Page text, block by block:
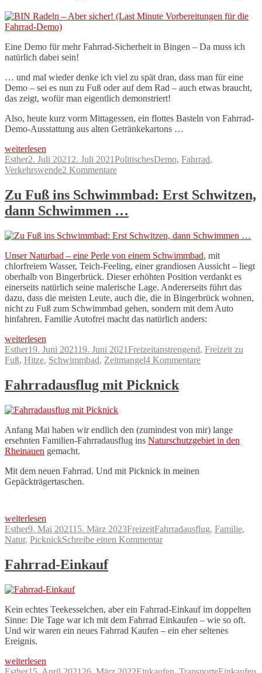
Eine Demo für mehr Fahrrad-Sicherheit in Bingen – Da muss ich
natürlich dabei sein!
… und mal wieder denke ich viel zu spät dran, dass man für eine
Demo – sei es nun zu Fuß oder auf dem Rad – auch etwas braucht,
das zeigt, wofür man eigentlich demonstriert!
Also, heute kurz vorm Mittagessen, ein flottes Basteln von Fahrrad-
Demo-Ausstattung aus alten Getränkekartons …
„BIN
Radeln
–
sicher!
(Last
Minute
für
die
Fahrrad-
Demo)“
weiterlesen
Autor
EstherVeröffentlicht
am
2. Juli 20212. Juli 2021Kategorien
PolitischesSchlagwörter
Demo, Fahrrad,
Verkehrswende2 Kommentarezu
Radeln
–
Aber
(Last
Minute
Vorbereitungen
für
die
Fahrrad-
Demo)
Zu Fuß ins Schwimmbad: Erst Schwitzen,
dann Schwimmen …
Unser Naturbad – eine Perle von einem Schwimmbad, mit
chlorfreiem Wasser, Teich-Feeling, einer grandiosen Aussicht – liegt
oberhalb von Bingerbrück. Dieser erhöhten Position verdankt es
einerseits natürlich seine malerische Lage. Andererseits führt das
dazu, dass die meisten Leute, auch die, die in Bingerbrück wohnen,
nicht zu Fuß zum Schwimmbad gehen, sondern mit dem Auto
hinfahren. Familie Autofrei macht das natürlich anders:
„Zu
Fuß
ins
Erst
Schwitzen,
Schwimmen
weiterlesen
Autor
EstherVeröffentlicht
am
19. Juni 202119. Juni 2021Kategorien
FreizeitSchlagwörter
anstrengend, Freizeit zu
Fuß, Hitze, Schwimmbad, Zeitmangel4 Kommentarezu
dann
Schwimmen
Fahrradausflug mit Picknick
Anfang Mai haben wir endlich den (zumindest von mir) lange
ersehnten Familien-Fahrradausflug ins Naturschutzgebiet in den
Rheinauen gemacht.
Mit dem neuen Fahrrad. Und mit Picknick in meinen
Gepäckträgertaschen.
„Fahrradausflug
mit
Picknick“
weiterlesen
Autor
EstherVeröffentlicht
am
9. Mai 202115. März 2023Kategorien
FreizeitSchlagwörter
Fahrradausflug, Familie,
Natur, PicknickSchreibe einen Kommentarzu
Fahrrad-Einkauf
Kein echtes Teekesselchen, aber ein Fahrrad-Einkauf im doppelten
Sinne: Die Tage war ich mit dem Fahrrad Einkaufen – wie so oft.
Und wir waren ein neues Fahrrad Kaufen – ein eher seltenes
Ereignis.
„Fahrrad-
Einkauf“
weiterlesen
AutorVeröffentlicht Kategorien